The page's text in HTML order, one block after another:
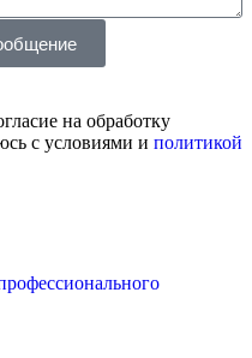
на обработку
с условиями и политикой